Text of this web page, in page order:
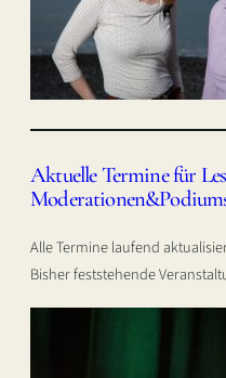
Aktuelle Termine für
Alle Termine laufend
Bisher feststehende